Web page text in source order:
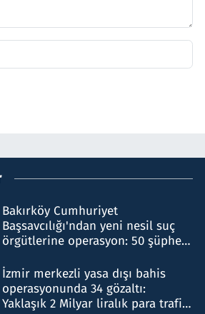
Bakırköy Cumhuriyet
Başsavcılığı'ndan yeni nesil suç
örgütlerine operasyon: 50 şüpheli
İzmir merkezli yasa dışı bahis
operasyonunda 34 gözaltı:
Yaklaşık 2 Milyar liralık para trafiği